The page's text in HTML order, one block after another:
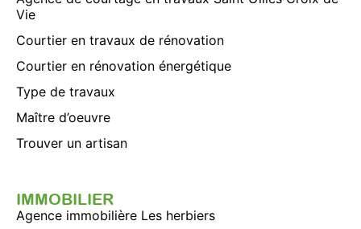
Vie
Courtier en travaux de rénovation
Courtier en rénovation énergétique
Type de travaux
Maître d’oeuvre
Trouver un artisan
IMMOBILIER
Agence immobilière Les herbiers